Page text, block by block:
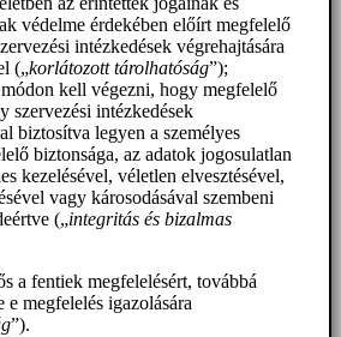
védelme érdekében előírt megfelelő
intézkedések végrehajtására
(„korlátozott tárolhatóság”);
kell végezni, hogy megfelelő
szervezési intézkedések
biztosítva legyen a személyes
biztonsága, az adatok jogosulatlan
kezelésével, véletlen elvesztésével,
vagy károsodásával szembeni
(„integritás és bizalmas
a fentiek megfelelésért, továbbá
megfelelés igazolására
”).